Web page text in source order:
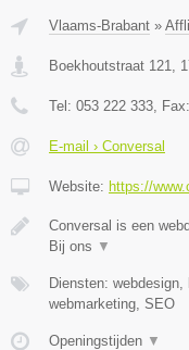
Vlaams-Brabant »
Boekhoutstraat 121
Tel: 053 222 333 , Fax:
E-mail › Conversal
Website: https://
Conversal is een
Bij ons ▼
Diensten:
webmarketing, SEO
Openingstijden ▼